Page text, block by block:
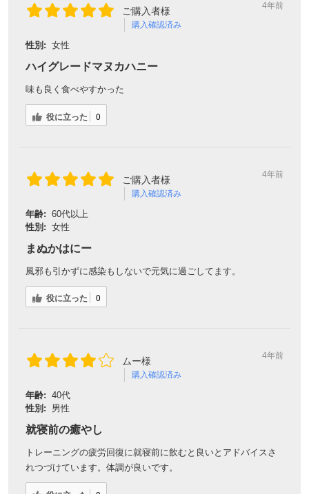
ご購入者様
購入確認済み
4年前
性別: 女性
ハイグレードマヌカハニー
味も良く食べやすかった
役に立った 0
ご購入者様
購入確認済み
4年前
年齢: 60代以上
性別: 女性
まぬかはにー
風邪も引かずに感染もしないで元気に過ごしてます。
役に立った 0
ムー様
購入確認済み
4年前
年齢: 40代
性別:
男性
就寝前の癒やし
トレーニングの疲労回復に就寝前に飲むと良いとアドバイスさ
れつづけています。体調が良いです。
今すぐ使える300円OFFクーポンを
ご用意しました🎁
会員登録ありがとうございます！
新規会員様限定
300